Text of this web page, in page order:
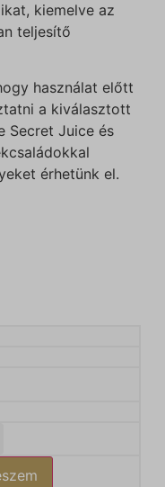
kiemelve az
teljesítő
használat előtt
a kiválasztott
Secret Juice és
érhetünk el.